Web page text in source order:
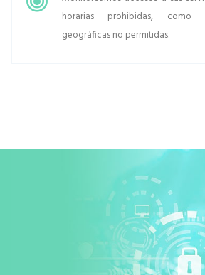
horarias prohibidas, como
geográficas no permitidas.